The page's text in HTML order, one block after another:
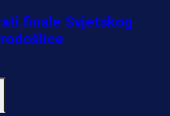
finale Svjetskog